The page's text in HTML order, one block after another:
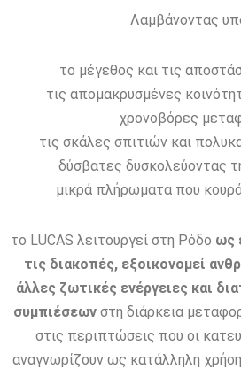
Λαμβάνοντας
το μέγεθος και τις
τις απομακρυσμένες
χρονοβόρες
τις σκάλες σπιτιών και
δύσβατες δυσκολεύοντας
μικρά πλήρωματα που
το LUCAS λειτουργεί στη Ρόδο ως
τις διακοπές, εξοικονομεί
άλλες ζωτικές ενέργειες και
συμπιέσεωνστη διάρκεια
στις περιπτώσεις που οι
αναγνωρίζουν ως κατάλληλη